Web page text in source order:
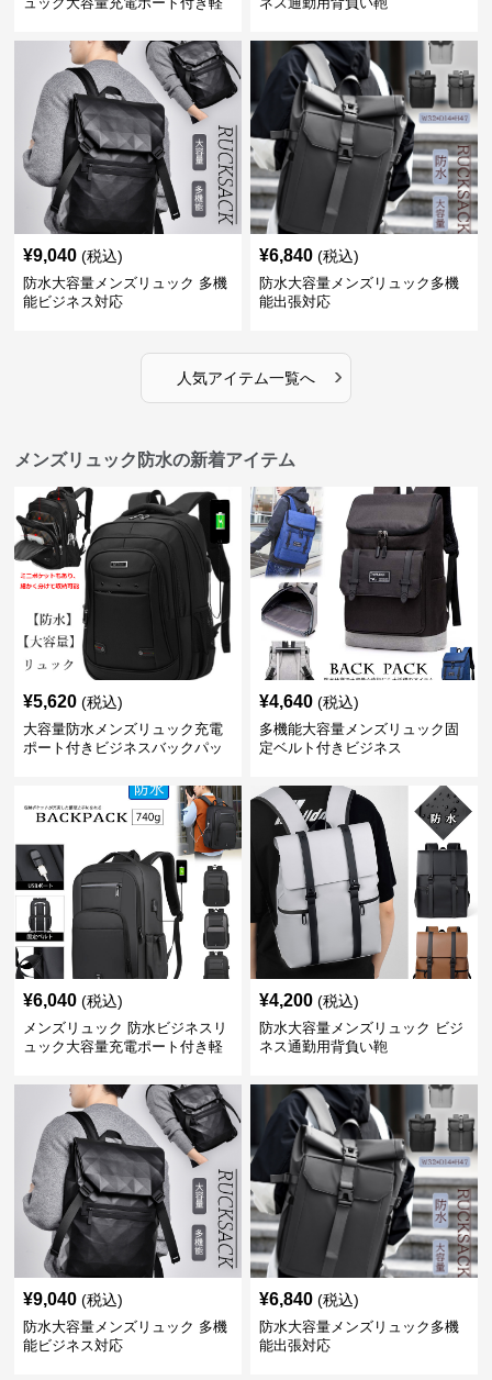
¥9,040 (税込)
防水大容量メンズリュック 多機
能ビジネス対応
¥6,840 (税込)
防水大容量メンズリュック多機
能出張対応
人気アイテム一覧へ ›
メンズリュック防水の新着アイテム
¥5,620 (税込)
大容量防水メンズリュック充電
ポート付きビジネスバックパッ
¥4,640 (税込)
多機能大容量メンズリュック固
定ベルト付きビジネス
¥6,040 (税込)
メンズリュック 防水ビジネスリ
ュック大容量充電ポート付き軽
¥4,200 (税込)
防水大容量メンズリュック ビジ
ネス通勤用背負い鞄
¥9,040 (税込)
防水大容量メンズリュック 多機
能ビジネス対応
¥6,840 (税込)
防水大容量メンズリュック多機
能出張対応